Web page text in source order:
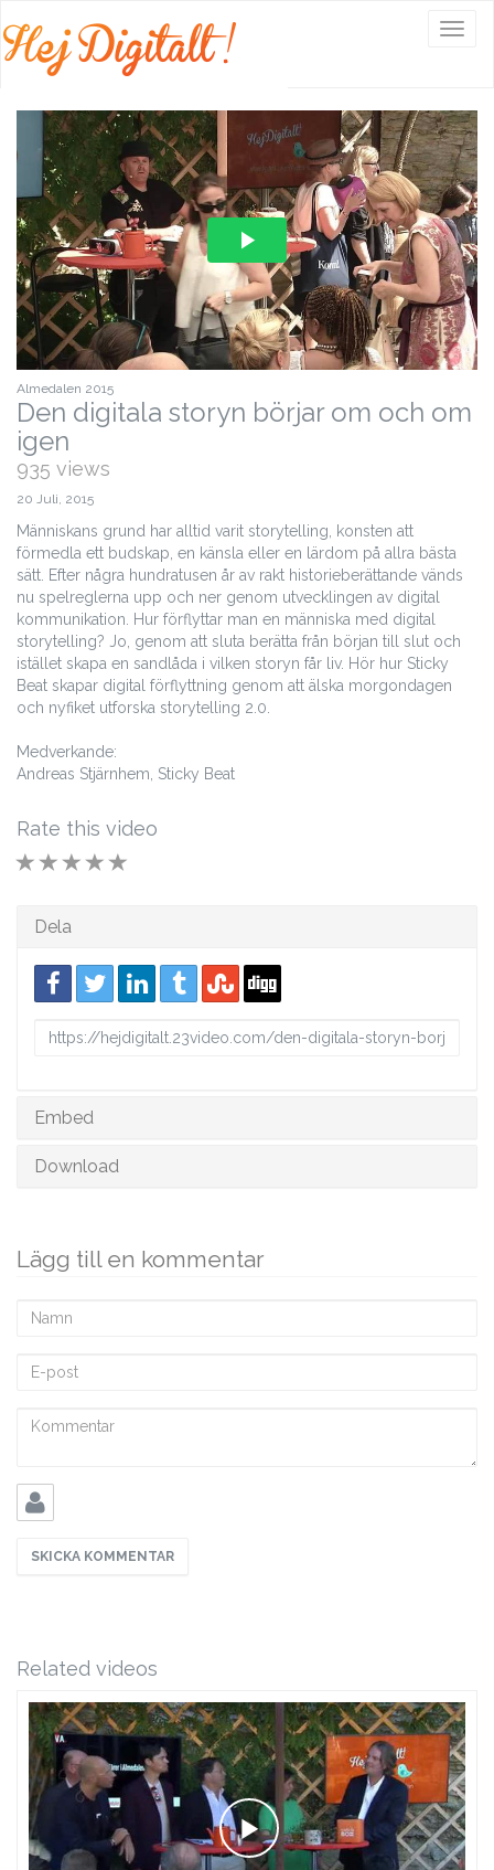
Välj
Almedalen 2015
Den digitala storyn börjar om och om
igen
935 views
20 Juli, 2015
Människans grund har alltid varit storytelling, konsten att
förmedla ett budskap, en känsla eller en lärdom på allra bästa
sätt. Efter några hundratusen år av rakt historieberättande vänds
nu spelreglerna upp och ner genom utvecklingen av digital
kommunikation. Hur förflyttar man en människa med digital
storytelling? Jo, genom att sluta berätta från början till slut och
istället skapa en sandlåda i vilken storyn får liv. Hör hur Sticky
Beat skapar digital förflyttning genom att älska morgondagen
och nyfiket utforska storytelling 2.0.
Medverkande:
Andreas Stjärnhem, Sticky Beat
Rate this video
Dela
URL
Embed
Download
Lägg till en kommentar
Namn
post
Kommentar
Related videos